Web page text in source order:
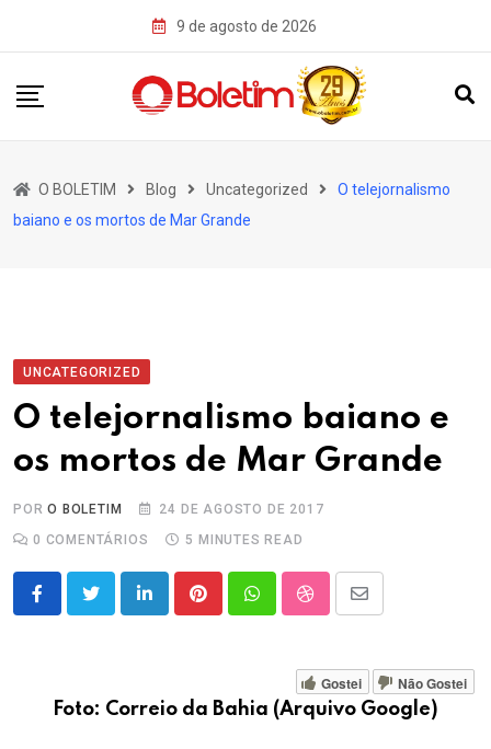
9 de agosto de 2026
O BOLETIM Blog Uncategorized
O telejornalismo
baiano e os mortos de Mar Grande
UNCATEGORIZED
O telejornalismo baiano e
os mortos de Mar Grande
PORO BOLETIM
24 DE AGOSTO DE 2017
0 COMENTÁRIOS 5 MINUTES READ
LinkedInPinterestWhatsappStumbleUpon
Share
Email
Gostei
Não Gostei
Foto: Correio da Bahia (Arquivo Google)